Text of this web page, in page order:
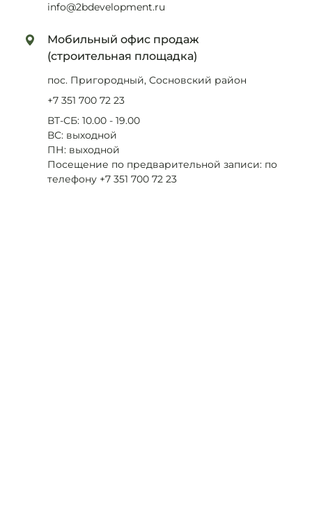
info@2bdevelopment.ru
Мобильный офис продаж
(строительная площадка)
пос. Пригородный, Сосновский район
+7 351 700 72 23
ВТ-СБ: 10.00 - 19.00
ВС: выходной
ПН: выходной
Посещение по предварительной записи: по
телефону +7 351 700 72 23